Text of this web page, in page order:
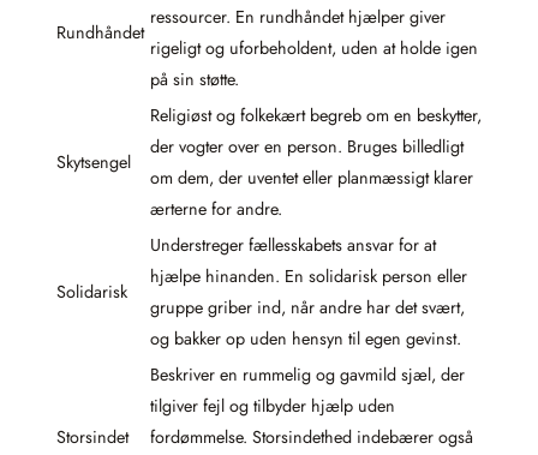
Rundhåndet
ressourcer. En rundhåndet hjælper giver
rigeligt og uforbeholdent, uden at holde igen
på sin støtte.
Skytsengel
Religiøst og folkekært begreb om en beskytter,
der vogter over en person. Bruges billedligt
om dem, der uventet eller planmæssigt klarer
ærterne for andre.
Solidarisk
Understreger fællesskabets ansvar for at
hjælpe hinanden. En solidarisk person eller
gruppe griber ind, når andre har det svært,
og bakker op uden hensyn til egen gevinst.
Storsindet
Beskriver en rummelig og gavmild sjæl, der
tilgiver fejl og tilbyder hjælp uden
fordømmelse. Storsindethed indebærer også